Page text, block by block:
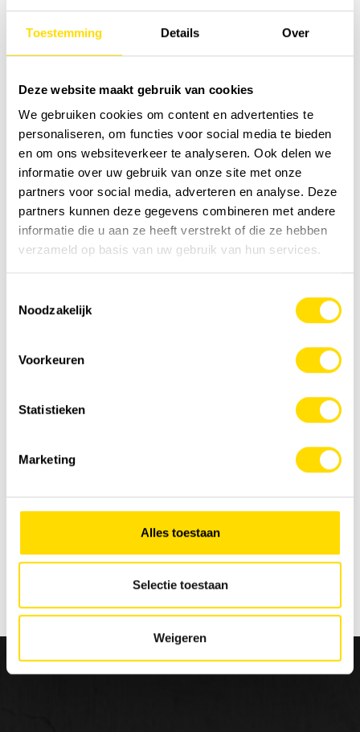
Toestemming Details Over
Deze website maakt gebruik van cookies
We gebruiken cookies om content en advertenties te
personaliseren, om functies voor social media te bieden
en om ons websiteverkeer te analyseren. Ook delen we
informatie over uw gebruik van onze site met onze
partners voor social media, adverteren en analyse. Deze
partners kunnen deze gegevens combineren met andere
informatie die u aan ze heeft verstrekt of die ze hebben
verzameld op basis van uw gebruik van hun services.
Noodzakelijk
Voorkeuren
Statistieken
Marketing
Alles toestaan
Selectie toestaan
Weigeren
oplossingen van HIAB wspr zijn eenvoudig te
installeren en te gebruiken. HIAB wspr biedt
brandstofmotoren. Met de vrachtwagenmotor uit,
verbruiken elektrisch aangedreven kranen minder
energie, wat de bedrijfs- en onderhoudskosten
verlaagt, terwijl ze stille en betrouwbare
manoeuvreerprecisie bieden zonder giftige
Vraag een offerte
en kunnen wijzigen naargelang de configuratie. Er
kunnen geen rechten aan worden ontleend.